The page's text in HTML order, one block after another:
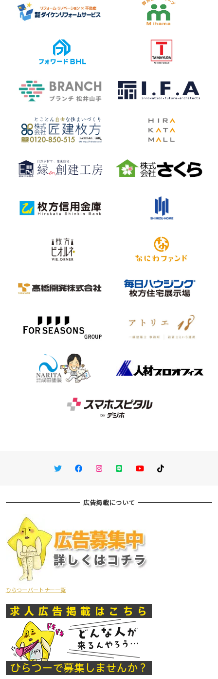
TwitterFacebookInstagram
LINE You TubeTikTok
広告掲載について
ひらつーパートナー一覧